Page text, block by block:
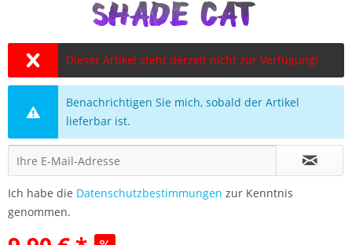
Dieser Artikel steht derzeit nicht zur Verfügung!
Benachrichtigen Sie mich, sobald der Artikel
lieferbar ist.
Ich habe die Datenschutzbestimmungen zur Kenntnis
genommen.